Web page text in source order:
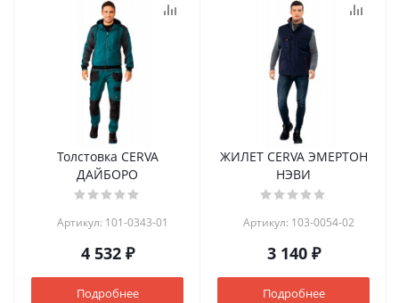
Толстовка CERVA
ДАЙБОРО
Артикул: 101-0343-01
4 532 ₽
Подробнее
ЖИЛЕТ CERVA ЭМЕРТОН
НЭВИ
Артикул: 103-0054-02
3 140 ₽
Подробнее